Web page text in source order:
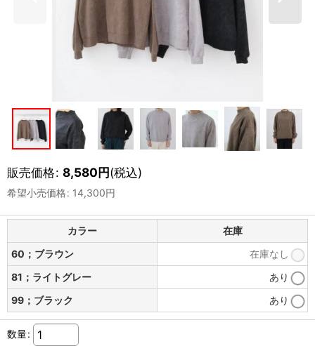
販売価格: 8,580円(税込)
希望小売価格: 14,300円
カラー
在庫
60；ブラウン
在庫なし
81；ライトグレー
あり
99；ブラック
あり
数量: